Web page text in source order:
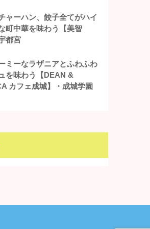
ャーハン、餃子全てがハイ
町中華を味わう【美智
都宮
ミーなラザニアとふわふわ
を味わう【DEAN &
カフェ成城】・成城学園